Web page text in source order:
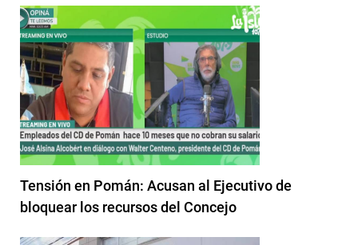
Tensión en Pomán: Acusan al Ejecutivo de
bloquear los recursos del Concejo